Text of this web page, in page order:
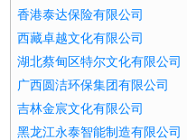
香港泰达保险有限公司
西藏卓越文化有限公司
湖北蔡甸区特尔文化有限公司
广西圆洁环保集团有限公司
吉林金宸文化有限公司
黑龙江永泰智能制造有限公司